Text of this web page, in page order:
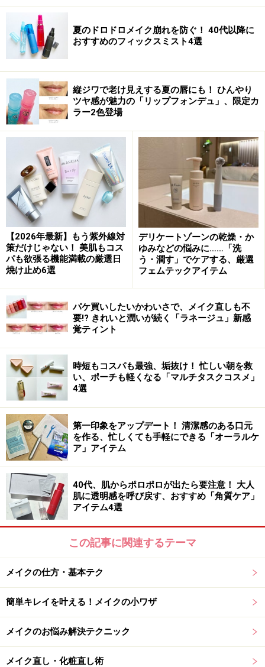
夏のドロドロメイク崩れを防ぐ！ 40代以降に
おすすめのフィックスミスト4選
縦ジワで老け見えする夏の唇にも！ ひんやり
ツヤ感が魅力の「リップフォンデュ」、限定カ
ラー2色登場
【2026年最新】もう紫外線対
策だけじゃない！ 美肌もコス
パも欲張る機能満載の厳選日
焼け止め6選
デリケートゾーンの乾燥・か
ゆみなどの悩みに……「洗
う・潤す」でケアする、厳選
フェムテックアイテム
パケ買いしたいかわいさで、メイク直しも不
要!? きれいと潤いが続く「ラネージュ」新感
覚ティント
時短もコスパも最強、垢抜け！ 忙しい朝を救
い、ポーチも軽くなる「マルチタスクコスメ」
4選
第一印象をアップデート！ 清潔感のある口元
を作る、忙しくても手軽にできる「オーラルケ
ア」アイテム
40代、肌からポロポロが出たら要注意！ 大人
肌に透明感を呼び戻す、おすすめ「角質ケア」
アイテム4選
この記事に関連するテーマ
メイクの仕方・基本テク
簡単キレイを叶える！メイクの小ワザ
メイクのお悩み解決テクニック
メイク直し・化粧直し術